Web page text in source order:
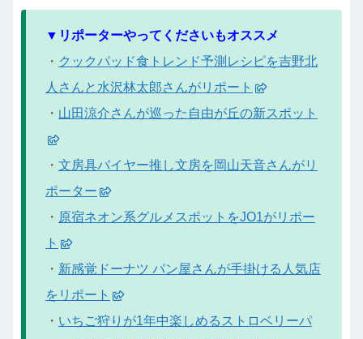
▼リポーターやってくださいもオススメ
・ クックパッド食トレンド予測レシピを吉野北
人さんと水沢林太郎さんがリポート
・ 山田涼介さんが巡った自由が丘の新スポット
・ 文房具バイヤー推し文房を岡山天音さんがリ
ポーター
・ 原宿ネオン系グルメスポットをJO1がリポー
ト
・ 新感覚ドーナツ パン屋さんが手掛ける人気店
をリポート
・ いちご狩りが1年中楽しめるストロベリーパ